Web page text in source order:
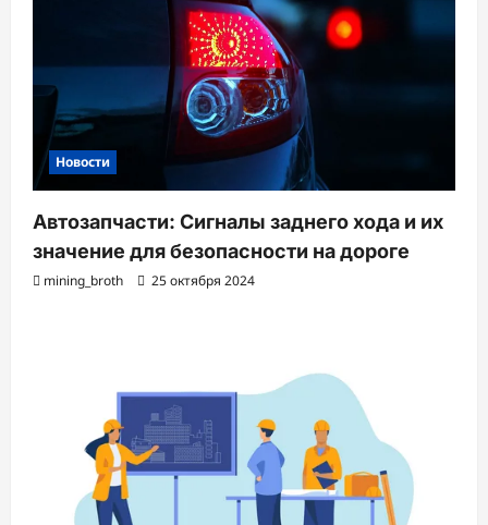
Новости
Автозапчасти: Сигналы заднего хода и их
значение для безопасности на дороге
mining_broth 25 октября 2024